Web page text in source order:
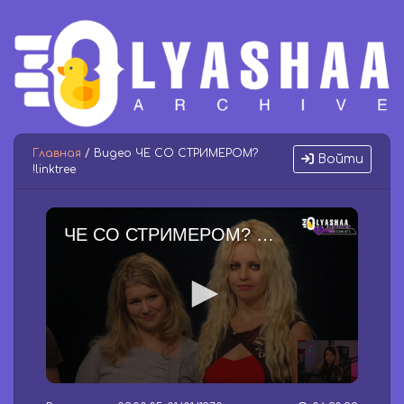
Войти
Главная / Видео ЧЕ СО СТРИМЕРОМ?
!linktree
ЧЕ СО СТРИМЕРОМ? !linktree